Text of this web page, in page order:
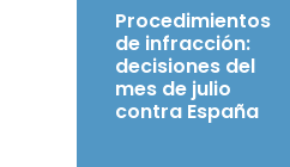
Procedimientos
de infracción:
decisiones del
mes de julio
contra España